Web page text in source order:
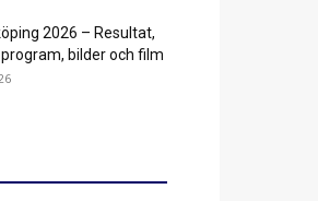
2026 – Resultat,
bilder och film